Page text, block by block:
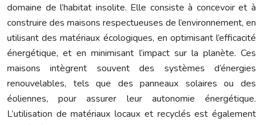
domaine de l’habitat insolite. Elle consiste à concevoir et à
construire des maisons respectueuses de l’environnement, en
utilisant des matériaux écologiques, en optimisant l’efficacité
énergétique, et en minimisant l’impact sur la planète. Ces
maisons intègrent souvent des systèmes d’énergies
renouvelables, tels que des panneaux solaires ou des
éoliennes, pour assurer leur autonomie énergétique.
L’utilisation de matériaux locaux et recyclés est également